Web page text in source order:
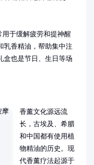
用于缓解疲劳和提神醒
乳香精油，帮助集中注
盒也是节日、生日等场
香薰文化源远流
长，古埃及、希腊
和中国都有使用植
物精油的历史。现
代香薰疗法起源于